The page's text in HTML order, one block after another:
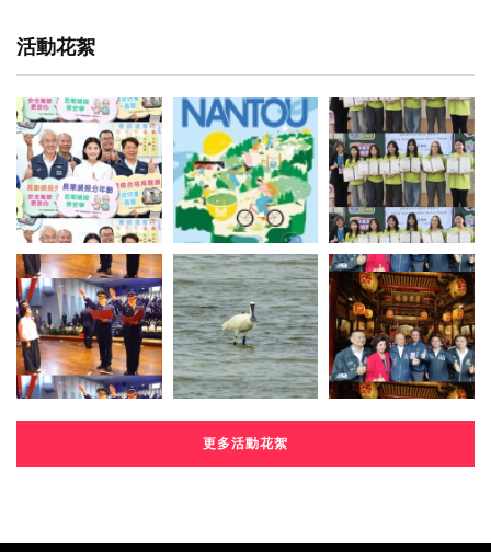
活動花絮
更多活動花絮